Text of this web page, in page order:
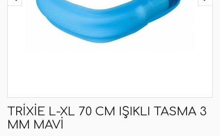
TRIXIE L-XL 70 CM IŞIKLI TASMA 3
MM MAVI